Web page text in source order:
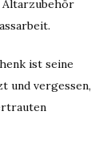
Altarzubehör
ist seine
und vergessen,